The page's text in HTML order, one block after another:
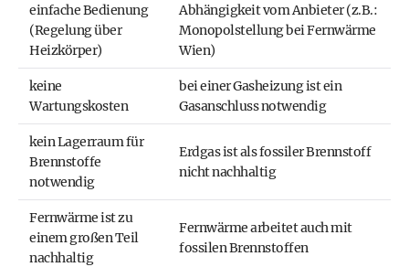
einfache Bedienung
(Regelung über
Heizkörper)
Abhängigkeit vom Anbieter (z.B.:
Monopolstellung bei Fernwärme
Wien)
keine
Wartungskosten
bei einer Gasheizung ist ein
Gasanschluss notwendig
kein Lagerraum für
Brennstoffe
notwendig
Erdgas ist als fossiler Brennstoff
nicht nachhaltig
Fernwärme ist zu
einem großen Teil
nachhaltig
Fernwärme arbeitet auch mit
fossilen Brennstoffen